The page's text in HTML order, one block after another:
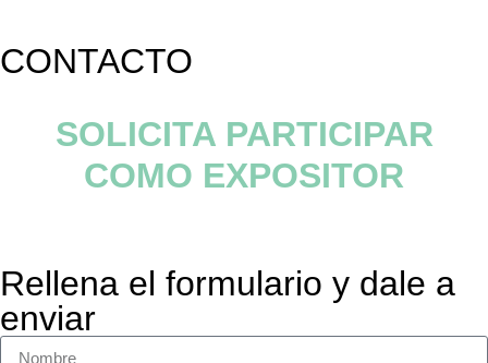
CONTACTO
SOLICITA PARTICIPAR
COMO EXPOSITOR
Rellena el formulario y dale a
enviar